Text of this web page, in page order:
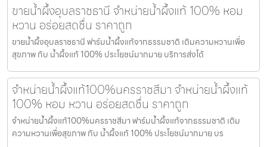
ขายน้ำผึ้งอุบลราชธานี จำหน่ายน้ำผึ้งแท้ 100% หอม
หวาน อร่อยสดชื่น ราคาถูก
ขายน้ำผึ้งอุบลราชธานี ฟาร์มน้ำผึ้งแท้จากธรรมชาติ เติมความหวานเพื่อ
สุขภาพ กับ น้ำผึ้งแท้ 100% ประโยชน์มากมาย บริการส่งได้
จำหน่ายน้ำผึ้งแท้100%นครราชสีมา จำหน่ายน้ำผึ้งแท้
100% หอม หวาน อร่อยสดชื่น ราคาถูก
จำหน่ายน้ำผึ้งแท้100%นครราชสีมา ฟาร์มน้ำผึ้งแท้จากธรรมชาติ เติม
ความหวานเพื่อสุขภาพ กับ น้ำผึ้งแท้ 100% ประโยชน์มากมาย บร